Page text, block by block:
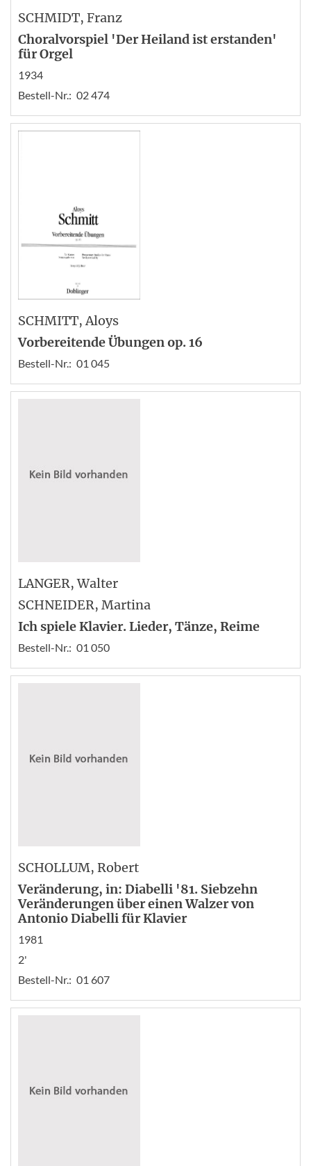
SCHMIDT, Franz
Choralvorspiel 'Der Heiland ist erstanden'
für Orgel
1934
Bestell-Nr.: 02 474
SCHMITT, Aloys
Vorbereitende Übungen op. 16
Bestell-Nr.: 01 045
LANGER, Walter
SCHNEIDER, Martina
Ich spiele Klavier. Lieder, Tänze, Reime
Bestell-Nr.: 01 050
SCHOLLUM, Robert
Veränderung, in: Diabelli '81. Siebzehn
Veränderungen über einen Walzer von
Antonio Diabelli für Klavier
1981
2'
Bestell-Nr.: 01 607